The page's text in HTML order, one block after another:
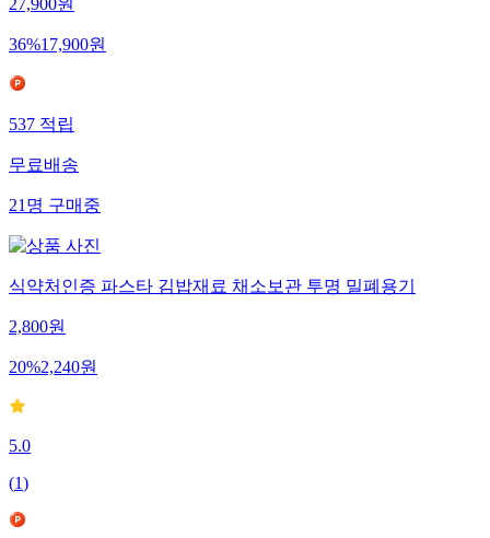
27,900원
36%17,900원
537적립
무료배송
21명구매중
식약처인증 파스타 김밥재료 채소보관 투명 밀폐용기
2,800원
20%2,240원
5.0
(1)